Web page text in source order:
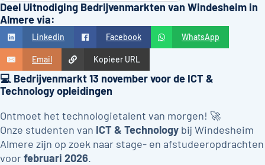
Deel Uitnodiging Bedrijvenmarkten van Windesheim in
Almere via:
Linkedin Facebook WhatsApp
Email Kopieer URL
💻 Bedrijvenmarkt 13 november voor de ICT &
Technology opleidingen
Ontmoet het technologietalent van morgen! 🚀
Onze studenten van ICT & Technology bij Windesheim
Almere zijn op zoek naar stage- en afstudeeropdrachten
voorfebruari 2026.